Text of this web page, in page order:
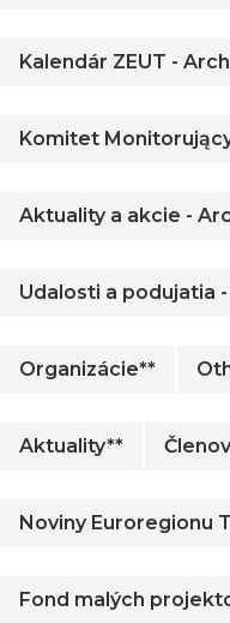
Kalendár ZEUT -
Komitet
Aktuality a akcie -
Udalosti a podujatia
Organizácie**
Aktuality**
Noviny Euroregionu
Fond malých